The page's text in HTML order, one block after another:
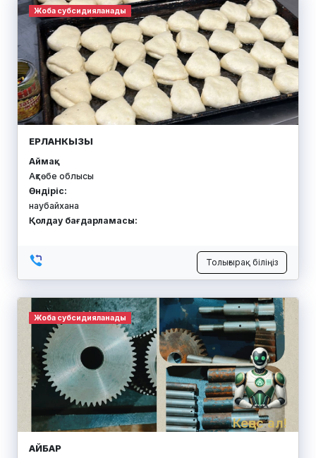
Кеңес ал!
Жоба субсидияланады
ЕРЛАНКЫЗЫ
Аймақ:
Ақтөбе облысы
Өндіріс:
наубайхана
Қолдау бағдарламасы:
Толығырақ біліңіз
Жоба субсидияланады
АЙБАР